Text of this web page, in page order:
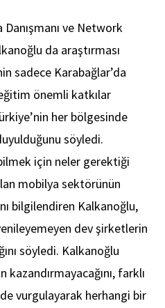
ve Network
da araştırması
sadece Karabağlar’da
önemli katkılar
her bölgesinde
söyledi.
için neler gerektiği
mobilya sektörünün
bilgilendiren Kalkanoğlu,
dev şirketlerin
söyledi. Kalkanoğlu
kazandırmayacağını, farklı
vurgulayarak herhangi bir